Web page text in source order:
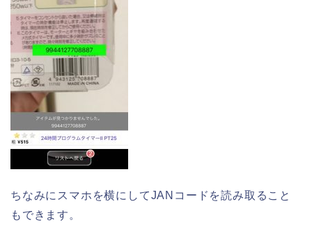
ちなみにスマホを横にしてJANコードを読み取ること
もできます。